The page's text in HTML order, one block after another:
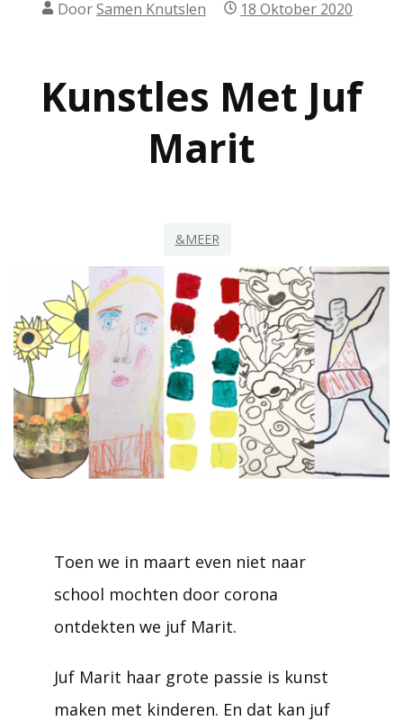
DoorSamen Knutslen 18 Oktober 2020
Kunstles Met Juf
Marit
&MEER
Toen we in maart even niet naar
school mochten door corona
ontdekten we juf Marit.
Juf Marit haar grote passie is kunst
maken met kinderen. En dat kan juf